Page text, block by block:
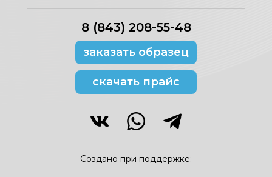
8 (843) 208-55-48
заказать образец
скачать прайс
Создано при поддержке: